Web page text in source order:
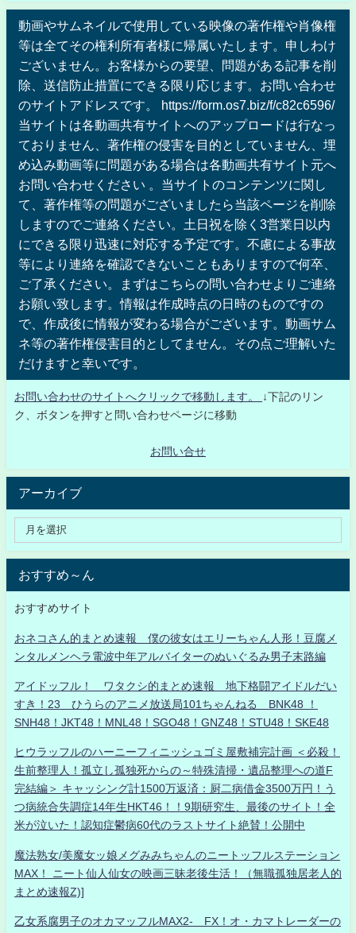
動画やサムネイルで使用している映像の著作権や肖像権
等は全てその権利所有者様に帰属いたします。申しわけ
ございません。お客様からの要望、問題がある記事を削
除、送信防止措置にできる限り応じます。お問い合わせ
のサイトアドレスです。 https://form.os7.biz/f/c82c6596/
当サイトは各動画共有サイトへのアップロードは行なっ
ておりません、著作権の侵害を目的としていません、埋
め込み動画等に問題がある場合は各動画共有サイト元へ
お問い合わせください 。当サイトのコンテンツに関し
て、著作権等の問題がございましたら当該ページを削除
しますのでご連絡ください。土日祝を除く3営業日以内
にできる限り迅速に対応する予定です。不慮による事故
等により連絡を確認できないこともありますので何卒、
ご了承ください。まずはこちらの問い合わせよりご連絡
お願い致します。情報は作成時点の日時のものですの
で、作成後に情報が変わる場合がございます。動画サム
ネ等の著作権侵害目的としてません。その点ご理解いた
だけますと幸いです。
お問い合わせのサイトへクリックで移動します。
↓下記のリン
ク、ボタンを押すと問い合わせページに移動
お問い合せ
アーカイブ
おすすめ～ん
おすすめサイト
おネコさん的まとめ速報 僕の彼女はエリーちゃん人形！豆腐メ
ンタルメンヘラ電波中年アルバイターのぬいぐるみ男子末路編
アイドッフル！ ワタクシ的まとめ速報 地下格闘アイドルだい
すき！23 ひうらのアニメ放送局101ちゃんねる BNK48 ！
SNH48！JKT48！MNL48！SGO48！GNZ48！STU48！SKE48
ヒウラッフルのハーニーフィニッシュゴミ屋敷補完計画 ＜必殺！
生前整理人！孤立し孤独死からの～特殊清掃・遺品整理への道F
完結編＞ キャッシング計1500万返済：厨二病借金3500万円！う
つ病統合失調症14年生HKT46！！9期研究生、最後のサイト！全
米が泣いた！認知症鬱病60代のラストサイト絶賛！公開中
魔法熟女/美魔女ッ娘メグみみちゃんのニートッフルステーション
MAX！ ニート仙人仙女の映画三昧老後生活！（無職孤独居老人的
まとめ速報Z)]
乙女系腐男子のオカマッフルMAX2- FX！オ・カマトレーダーの